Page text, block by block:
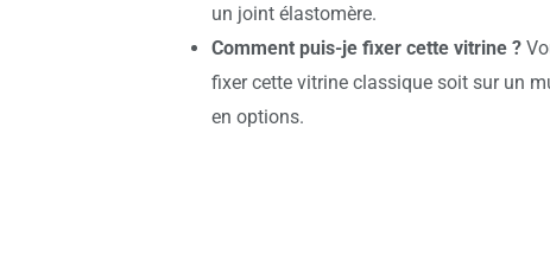
un joint élastomère.
Comment puis-je fixer cette vitrine ?
fixer cette vitrine classique soit sur un
en options.